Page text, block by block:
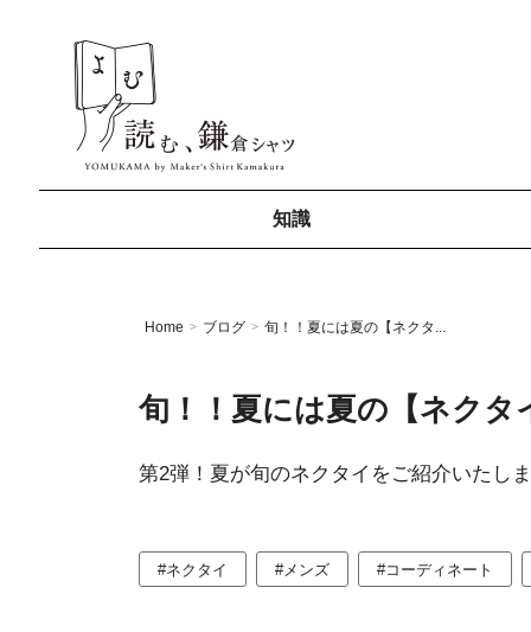
知識
Home > ブログ > 旬！！夏には夏の【ネクタ...
旬！！夏には夏の【ネク
第2弾！夏が旬のネクタイをご紹介いたし
#ネクタイ #メンズ #コーディネート